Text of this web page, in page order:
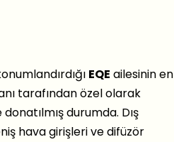
EQE ailesinin en
tarafından özel olarak
durumda. Dış
hava girişleri ve difüzör